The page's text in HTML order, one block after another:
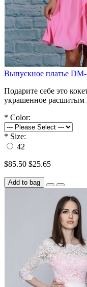
Выпускное платье
Подарите себе это
украшенное расшитым
* Color:
* Size:
42
$85.50 $25.65
Add to bag